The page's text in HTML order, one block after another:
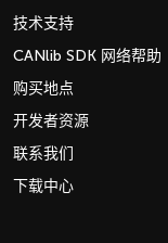
技术支持
CANlib SDK 网络帮助
购买地点
开发者资源
联系我们
下载中心